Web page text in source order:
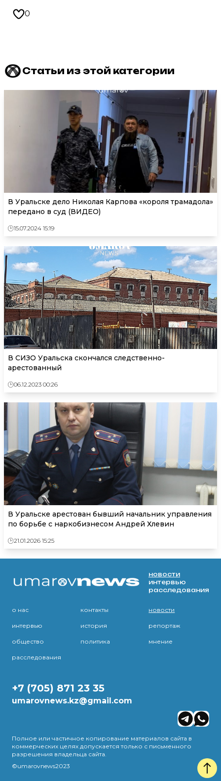
0
Статьи из этой категории
В Уральске дело Николая Карпова «короля трамадола»
передано в суд (ВИДЕО)
15.07.2024 15:19
В СИЗО Уральска скончался следственно-
арестованный
06.12.2023 00:26
В Уральске арестован бывший начальник управления
по борьбе с наркобизнесом Андрей Хлевин
21.01.2026 15:25
новости
интервью
расследования
о нас контакты новости
интервью история репортаж
общество политика мнение
расследования
+7 (705) 871 23 35
umarovnews.kz@gmail.com
Полное или частичное копирование материалов сайта в
коммерческих целях допускается только с письменного
разрешения владельца сайта.
©umarovnews2023